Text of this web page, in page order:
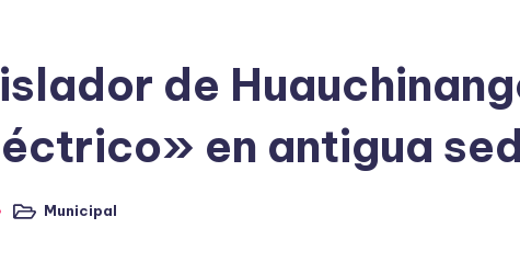
de
en antigua
Publicado
Municipal